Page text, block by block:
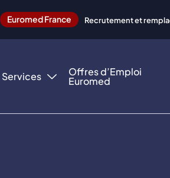
Euromed France Recrutement et
Services Offres d’Emploi
Euromed